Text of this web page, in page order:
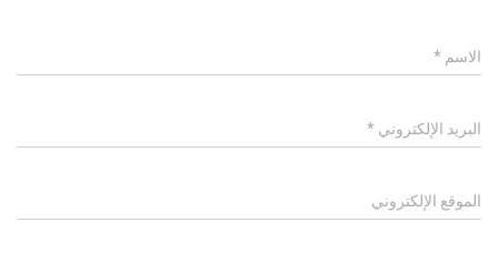
الاسم *
البريد الإلكتروني *
الموقع الإلكتروني